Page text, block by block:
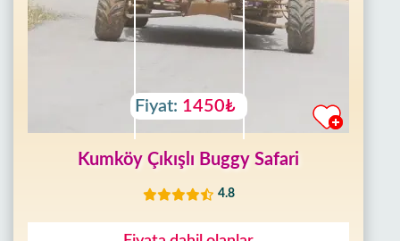
Fiyat: 1450₺
Kumköy Çıkışlı Buggy Safari
4.8